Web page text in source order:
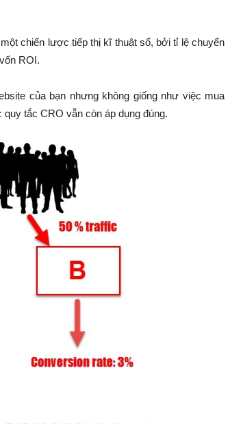
chiến lược tiếp thị kĩ thuật số, bởi tỉ lệ chuyển
ROI.
của bạn nhưng không giống như việc mua
tắc CRO vẫn còn áp dụng đúng.